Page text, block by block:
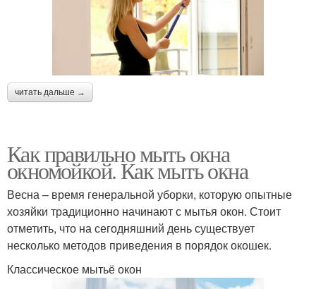
читать дальше →
Как правильно мыть окна
окномойкой. Как мыть окна
Весна – время генеральной уборки, которую опытные
хозяйки традиционно начинают с мытья окон. Стоит
отметить, что на сегодняшний день существует
несколько методов приведения в порядок окошек.
Классическое мытьё окон